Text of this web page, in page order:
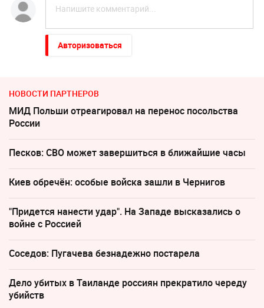
Авторизоваться
НОВОСТИ ПАРТНЕРОВ
МИД Польши отреагировал на перенос посольства
России
Песков: СВО может завершиться в ближайшие часы
Киев обречён: особые войска зашли в Чернигов
"Придется нанести удар". На Западе высказались о
войне с Россией
Соседов: Пугачева безнадежно постарела
Дело убитых в Таиланде россиян прекратило череду
убийств